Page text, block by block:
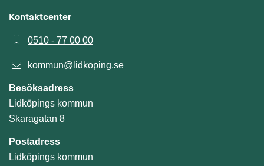
Kontaktcenter
0510 - 77 00 00
kommun@lidkoping.se
Besöksadress
Lidköpings kommun
Skaragatan 8
Postadress
Lidköpings kommun